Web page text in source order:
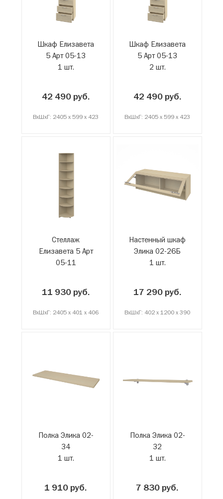
Шкаф Елизавета
5 Арт 05-13
1 шт.
42 490 руб.
ВxШxГ: 2405 x 599 x 423
Шкаф Елизавета
5 Арт 05-13
2 шт.
42 490 руб.
ВxШxГ: 2405 x 599 x 423
Стеллаж
Елизавета 5 Арт
05-11
11 930 руб.
ВxШxГ: 2405 x 401 x 406
Настенный шкаф
Элика 02-26Б
1 шт.
17 290 руб.
ВxШxГ: 402 x 1200 x 390
Полка Элика 02-
34
1 шт.
1 910 руб.
Полка Элика 02-
32
1 шт.
7 830 руб.